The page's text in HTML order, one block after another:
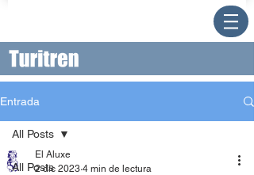
Entrada
All Posts
All Posts
El Aluxe
2 dic 2023 4 min de lectura